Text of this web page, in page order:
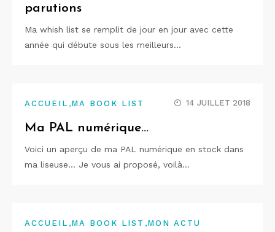
parutions
Ma whish list se remplit de jour en jour avec cette
année qui débute sous les meilleurs…
ACCUEIL ,MA BOOK LIST 14 JUILLET 2018
Ma PAL numérique…
Voici un aperçu de ma PAL numérique en stock dans
ma liseuse… Je vous ai proposé, voilà…
ACCUEIL ,MA BOOK LIST ,MON ACTU